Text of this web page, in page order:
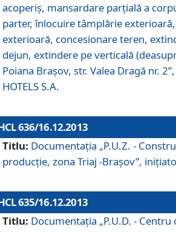
acoperiş, mansardare parţială a
parter, înlocuire tâmplărie
exterioară, concesionare teren,
dejun, extindere pe verticală
Poiana Braşov, str. Valea Dragă nr.
HOTELS S.A.
636/16.12.2013
Titlu: Documentaţia „P.U.Z. -
producţie, zona Triaj -Braşov”,
635/16.12.2013
Titlu: Documentaţia „P.U.D. -